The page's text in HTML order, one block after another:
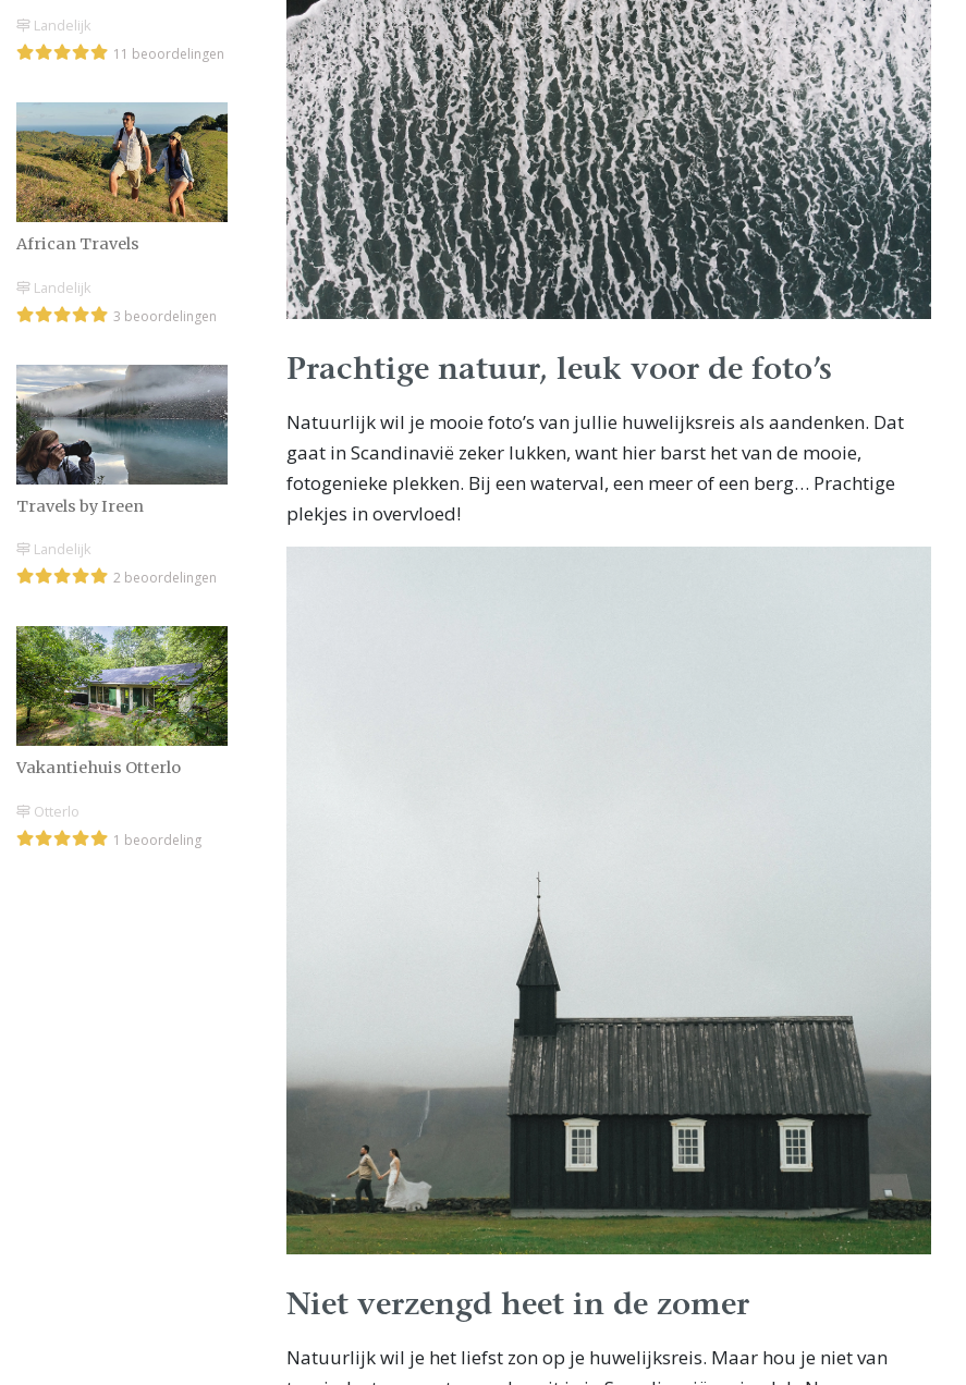
Landelijk
11 beoordelingen
African Travels
Landelijk
3 beoordelingen
Travels by Ireen
Landelijk
2 beoordelingen
Vakantiehuis Otterlo
Otterlo
1 beoordeling
Prachtige natuur, leuk voor de foto’s
Natuurlijk wil je mooie foto’s van jullie huwelijksreis als aandenken. Dat
gaat in Scandinavië zeker lukken, want hier barst het van de mooie,
fotogenieke plekken. Bij een waterval, een meer of een berg… Prachtige
plekjes in overvloed!
Niet verzengd heet in de zomer
Natuurlijk wil je het liefst zon op je huwelijksreis. Maar hou je niet van